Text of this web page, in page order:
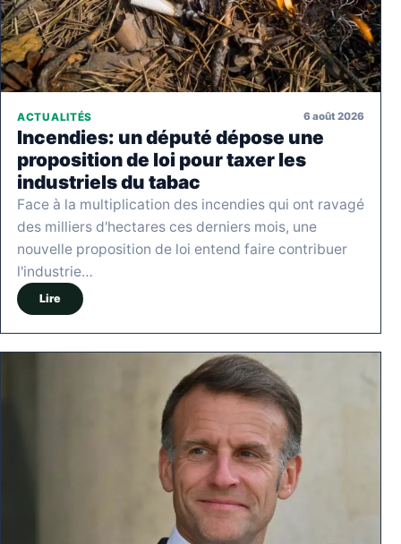
ACTUALITÉS 6 août 2026
Incendies: un député dépose une
proposition de loi pour taxer les
industriels du tabac
Face à la multiplication des incendies qui ont ravagé
des milliers d'hectares ces derniers mois, une
nouvelle proposition de loi entend faire contribuer
l'industrie…
Lire